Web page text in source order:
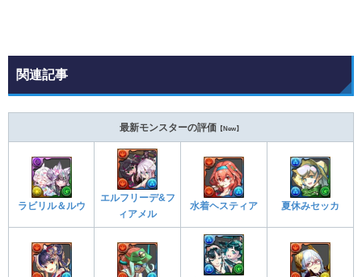
関連記事
最新モンスターの評価 【New】
ラビリル＆ルウ
エルフリーデ&フ
ィアメル
水着ヘスティア 夏休みセッカ